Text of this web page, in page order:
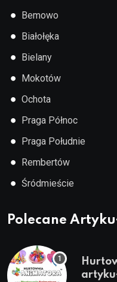
● Bemowo
● Białołęka
● Bielany
● Mokotów
● Ochota
● Praga Północ
● Praga Południe
● Rembertów
● Śródmieście
Polecane